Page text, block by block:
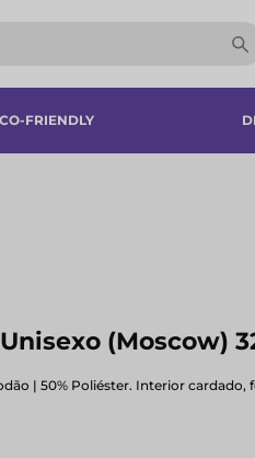
FRIENDLY
(Moscow)
| 50% Poliéster. Interior